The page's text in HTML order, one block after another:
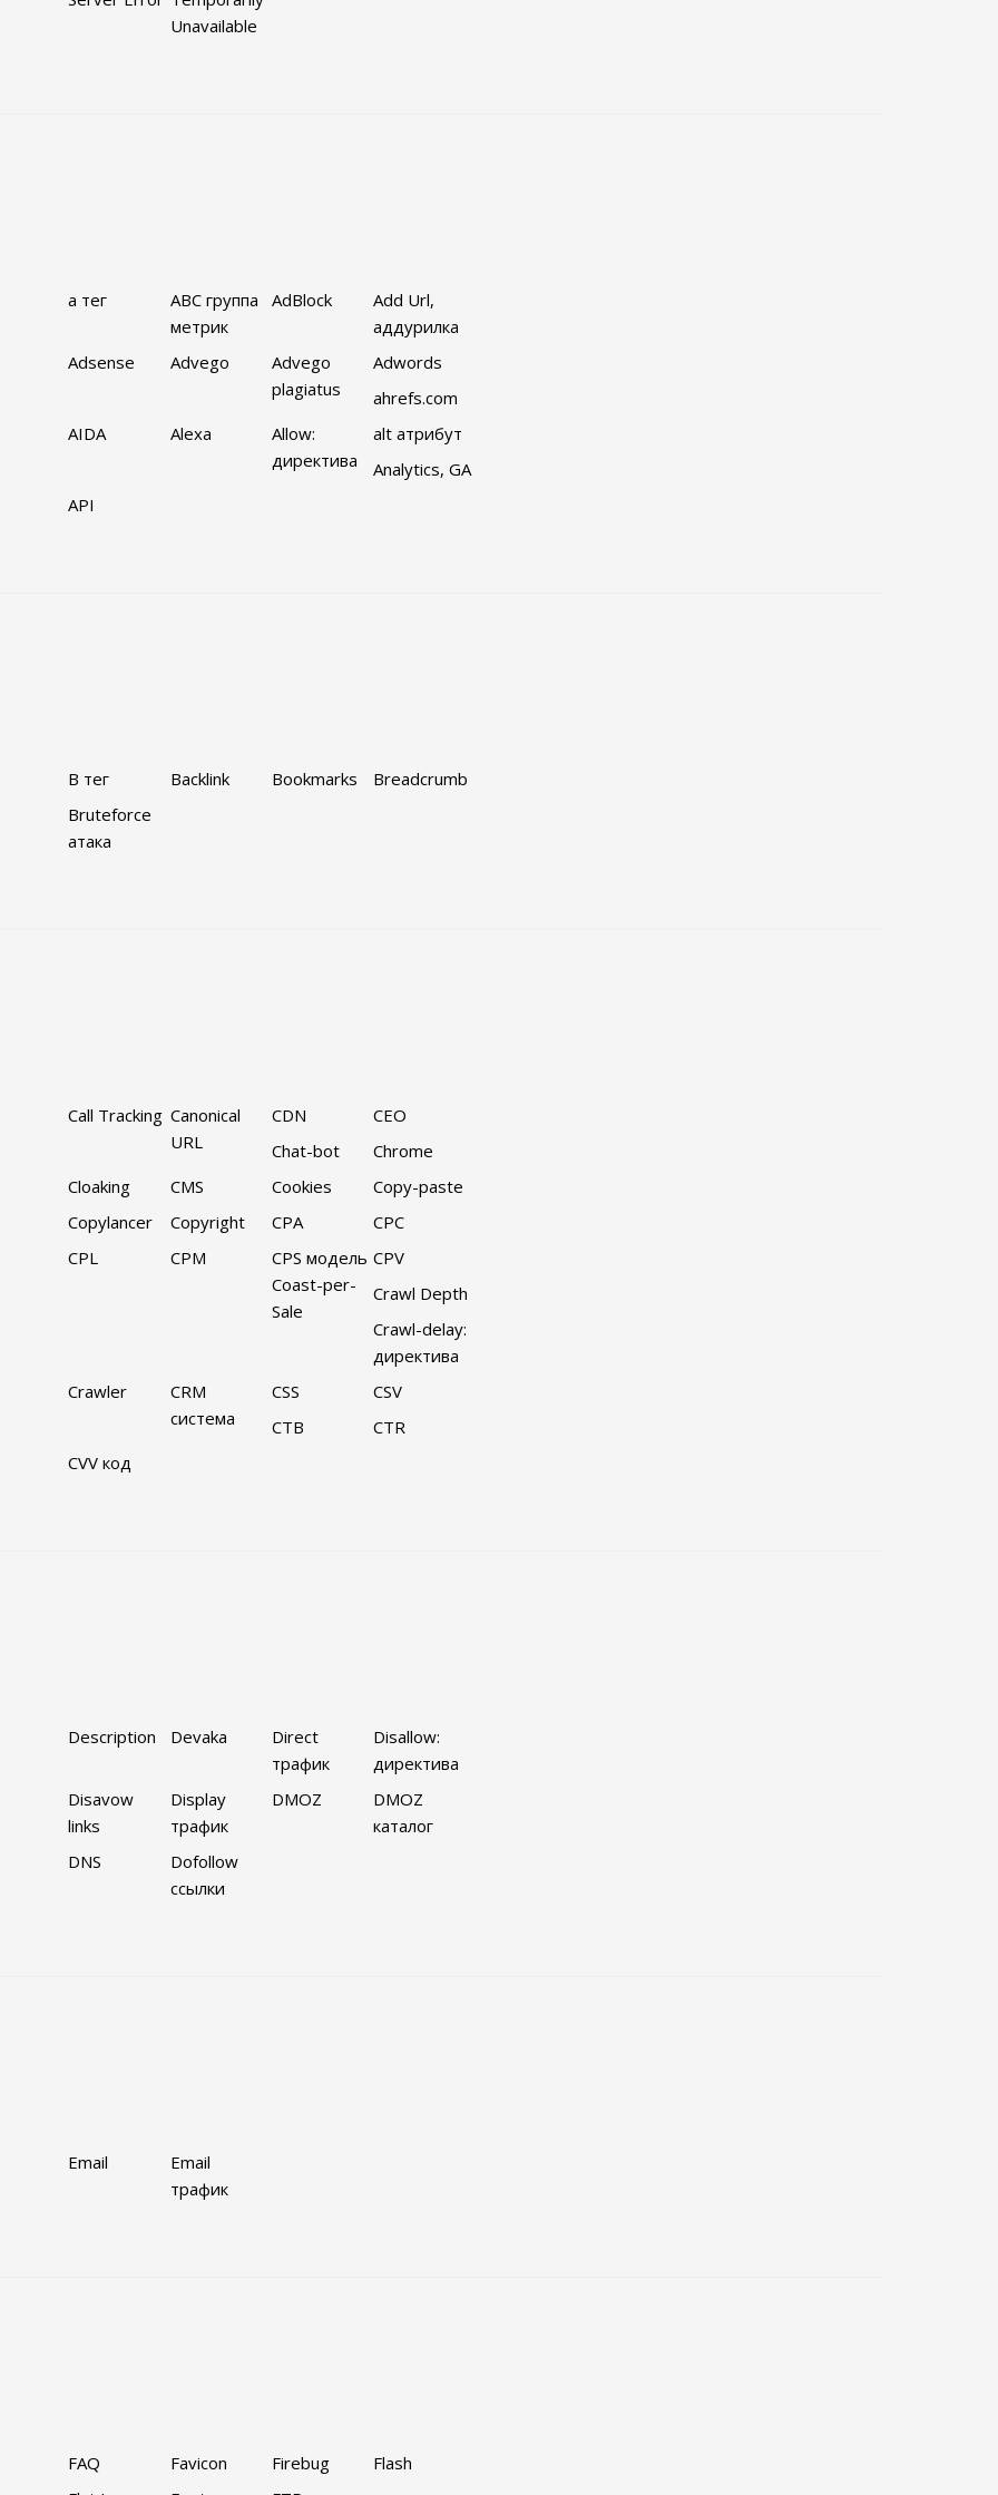
Unavailable
a тег
ABC группа
метрик
AdBlock
Add Url,
аддурилка
Adsense
Advego
Advego
plagiatus
Adwords
ahrefs.com
AIDA
Alexa
Allow:
директива
alt атрибут
Analytics, GA
API
B тег Backlink Bookmarks
Breadcrumb
Bruteforce
атака
Call Tracking Canonical
URL
CDN
CEO
Chat-bot
Chrome
Cloaking
CMS Cookies
Copy-paste
Copylancer
Copyright CPA
CPC
CPL
CPM
CPS модель
Coast-per-
Sale
CPV
Crawl Depth
Crawl-delay:
директива
Crawler
CRM
система
CSS
CSV
CTB
CTR
CVV код
Description Devaka
Direct
трафик
Disallow:
директива
Disavow
links
Display
трафик
DMOZ
DMOZ
каталог
DNS
Dofollow
ссылки
Email
Email
трафик
FAQ Favicon Firebug
Flash